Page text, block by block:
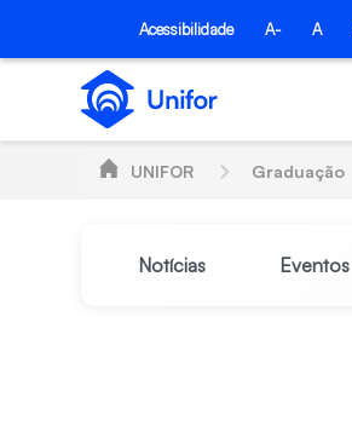
Pular para o Conteúdo principal
Acessibilidade A- A
UNIFOR Graduação
Notícias Eventos